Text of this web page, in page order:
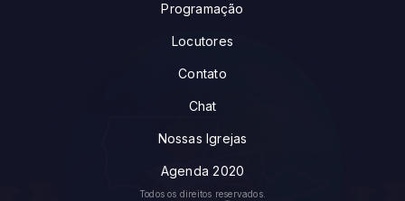
Programação
Locutores
Contato
Chat
Nossas Igrejas
Agenda 2020
Todos os direitos reservados.